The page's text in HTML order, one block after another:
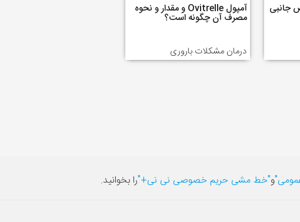
جانبی آمپول Ovitrelle و مقدار و نحوه
مصرف آن چگونه است؟
درمان مشکلات باروری
و"خط مشی حریم خصوصی نی نی+"را بخوانید.